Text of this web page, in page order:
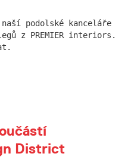
podolské kanceláře
z PREMIER interiors.
District